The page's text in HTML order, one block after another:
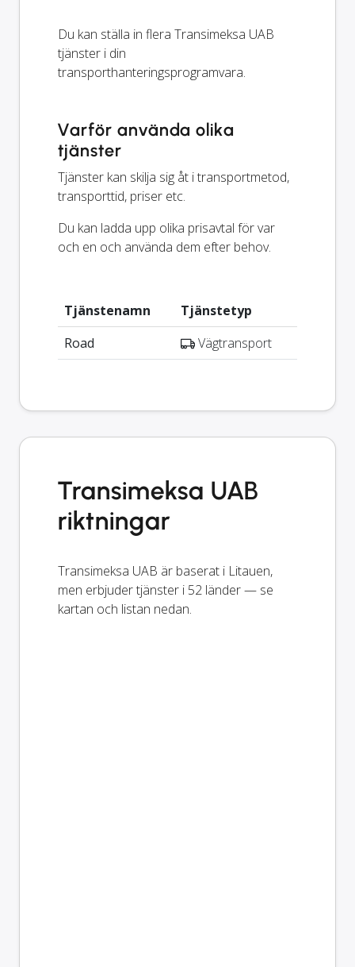
Du kan ställa in flera Transimeksa UAB
tjänster i din
transporthanteringsprogramvara.
Varför använda olika
tjänster
Tjänster kan skilja sig åt i transportmetod,
transporttid, priser etc.
Du kan ladda upp olika prisavtal för var
och en och använda dem efter behov.
Tjänstenamn
Tjänstetyp
Road
Vägtransport
Transimeksa UAB
riktningar
Transimeksa UAB är baserat i Litauen,
men erbjuder tjänster i 52 länder — se
kartan och listan nedan.